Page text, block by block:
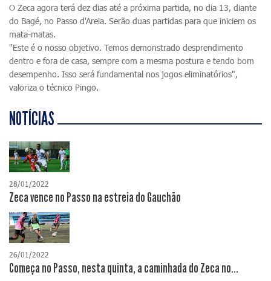
O Zeca agora terá dez dias até a próxima partida, no dia 13, diante
do Bagé, no Passo d'Areia. Serão duas partidas para que iniciem os
mata-matas.
"Este é o nosso objetivo. Temos demonstrado desprendimento
dentro e fora de casa, sempre com a mesma postura e tendo bom
desempenho. Isso será fundamental nos jogos eliminatórios",
valoriza o técnico Pingo.
NOTÍCIAS
28/01/2022
Zeca vence no Passo na estreia do Gauchão
26/01/2022
Começa no Passo, nesta quinta, a caminhada do Zeca no...